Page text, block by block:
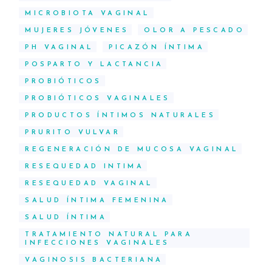
MICROBIOTA VAGINAL
MUJERES JÓVENES OLOR A PESCADO
PH VAGINAL PICAZÓN ÍNTIMA
POSPARTO Y LACTANCIA
PROBIÓTICOS
PROBIÓTICOS VAGINALES
PRODUCTOS ÍNTIMOS NATURALES
PRURITO VULVAR
REGENERACIÓN DE MUCOSA VAGINAL
RESEQUEDAD INTIMA
RESEQUEDAD VAGINAL
SALUD ÍNTIMA FEMENINA
SALUD ÍNTIMA
TRATAMIENTO NATURAL PARA
INFECCIONES VAGINALES
VAGINOSIS BACTERIANA